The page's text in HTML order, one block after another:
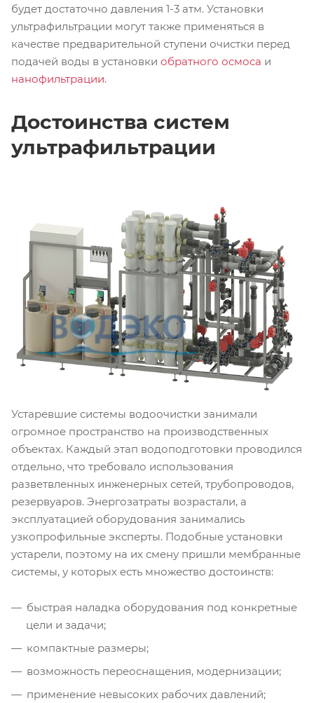
будет достаточно давления 1-3 атм. Установки
ультрафильтрации могут также применяться в
качестве предварительной ступени очистки перед
подачей воды в установки обратного осмоса и
нанофильтрации.
Достоинства систем
ультрафильтрации
Устаревшие системы водоочистки занимали
огромное пространство на производственных
объектах. Каждый этап водоподготовки проводился
отдельно, что требовало использования
разветвленных инженерных сетей, трубопроводов,
резервуаров. Энергозатраты возрастали, а
эксплуатацией оборудования занимались
узкопрофильные эксперты. Подобные установки
устарели, поэтому на их смену пришли мембранные
системы, у которых есть множество достоинств:
быстрая наладка оборудования под конкретные
цели и задачи;
компактные размеры;
возможность переоснащения, модернизации;
применение невысоких рабочих давлений;